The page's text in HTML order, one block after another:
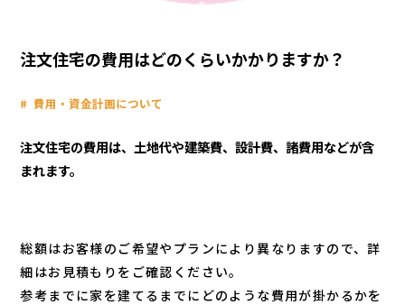
注文住宅の費用はどのくらいかかりますか？
費用・資金計画について
注文住宅の費用は、土地代や建築費、設計費、諸費用などが含
まれます。
総額はお客様のご希望やプランにより異なりますので、詳
細はお見積もりをご確認ください。
参考までに家を建てるまでにどのような費用が掛かるかを